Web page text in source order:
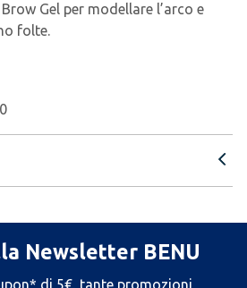
Gel per modellare l’arco e
folte.
Newsletter BENU
di 5€, tante promozioni